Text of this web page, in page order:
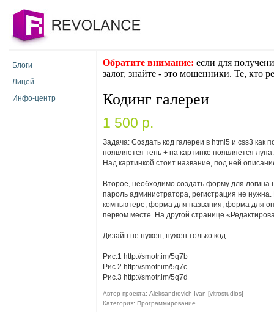
Блоги
Лицей
Инфо-центр
Обратите внимание: если для
залог, знайте - это мошенники. Те, кто
Кодинг галереи
1 500 p.
Задача: Создать код галереи в html5 и css3 как
появляется тень + на картинке появляется
Над картинкой стоит название, под ней
Второе, необходимо создать форму для
пароль администратора, регистрация не
компьютере, форма для названия, форма для
первом месте. На другой странице
Дизайн не нужен, нужен только код.
Рис.1 http://smotr.im/5q7b
Рис.2 http://smotr.im/5q7c
Рис.3 http://smotr.im/5q7d
Автор проекта: Aleksandrovich Ivan [vitrostudios]
Категория: Программирование